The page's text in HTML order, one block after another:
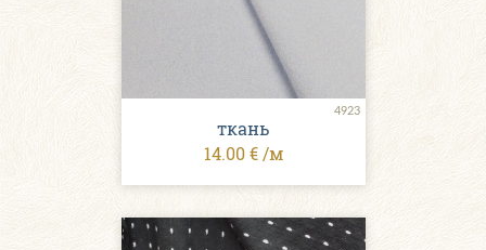
4923
ткань
14.00 € /м